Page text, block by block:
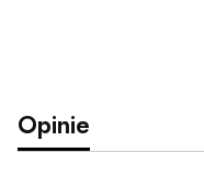
Opinie